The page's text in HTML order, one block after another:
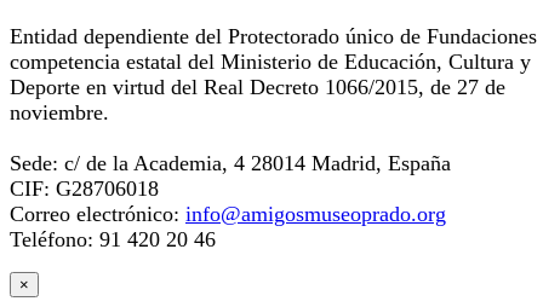
Entidad dependiente del Protectorado único de Fundaciones
competencia estatal del Ministerio de Educación, Cultura y
Deporte en virtud del Real Decreto 1066/2015, de 27 de
noviembre.
Sede: c/ de la Academia, 4 28014 Madrid, España
CIF: G28706018
Correo electrónico: info@amigosmuseoprado.org
Teléfono: 91 420 20 46
×